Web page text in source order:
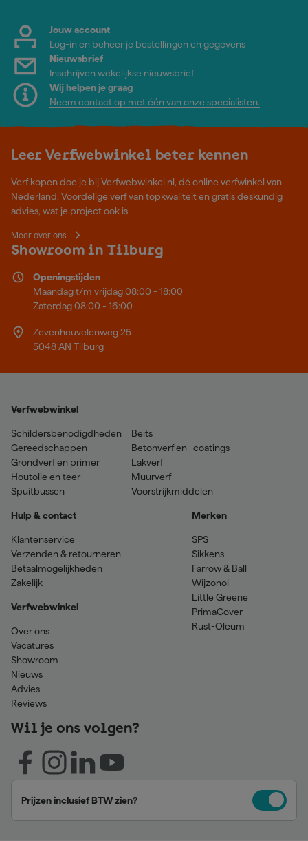
Jouw account
Log-in en beheer je bestellingen en gegevens
Nieuwsbrief
Inschrijven wekelijkse nieuwsbrief
Wij helpen je graag
Neem contact op met één van onze specialisten.
Leer Verfwebwinkel beter kennen
Verf kopen doe je bij Verfwebwinkel.nl, dé online verfwinkel van
Nederland. Voordelige verf van topkwaliteit en gratis deskundig
advies, wat je project ook is.
Meer over ons
Showroom in Tilburg
Openingstijden
Maandag t/m vrijdag 08:00 - 18:00
Zaterdag 08:00 - 16:00
Zevenheuvelenweg 25
5048 AN Tilburg
Verfwebwinkel
Schildersbenodigdheden
Gereedschappen
Grondverf en primer
Houtolie en teer
Spuitbussen
Beits
Betonverf en -coatings
Lakverf
Muurverf
Voorstrijkmiddelen
Hulp & contact
Klantenservice
Verzenden & retourneren
Betaalmogelijkheden
Zakelijk
Verfwebwinkel
Over ons
Vacatures
Showroom
Nieuws
Advies
Reviews
Merken
SPS
Sikkens
Farrow & Ball
Wijzonol
Little Greene
PrimaCover
Rust-Oleum
Wil je ons volgen?
Prijzen inclusief BTW zien?